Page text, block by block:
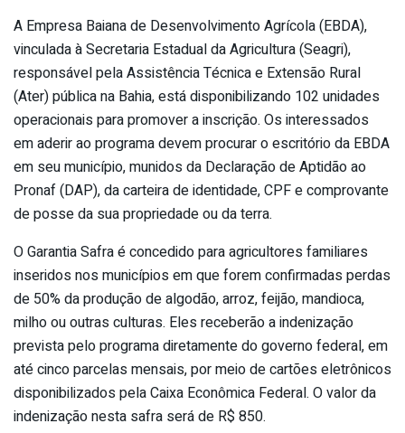
A Empresa Baiana de Desenvolvimento Agrícola (EBDA),
vinculada à Secretaria Estadual da Agricultura (Seagri),
responsável pela Assistência Técnica e Extensão Rural
(Ater) pública na Bahia, está disponibilizando 102 unidades
operacionais para promover a inscrição. Os interessados
em aderir ao programa devem procurar o escritório da EBDA
em seu município, munidos da Declaração de Aptidão ao
Pronaf (DAP), da carteira de identidade, CPF e comprovante
de posse da sua propriedade ou da terra.
O Garantia Safra é concedido para agricultores familiares
inseridos nos municípios em que forem confirmadas perdas
de 50% da produção de algodão, arroz, feijão, mandioca,
milho ou outras culturas. Eles receberão a indenização
prevista pelo programa diretamente do governo federal, em
até cinco parcelas mensais, por meio de cartões eletrônicos
disponibilizados pela Caixa Econômica Federal. O valor da
indenização nesta safra será de R$ 850.